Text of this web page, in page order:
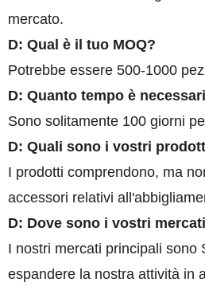
mercato.
D: Qual è il tuo MOQ?
Potrebbe essere 500-1000
D: Quanto tempo è
Sono solitamente 100 giorni
D: Quali sono i vostri
I prodotti comprendono, ma
accessori relativi
D: Dove sono i vostri
I nostri mercati principali sono
espandere la nostra attività in